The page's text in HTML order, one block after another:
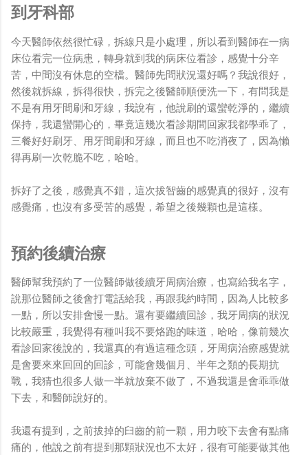
到牙科部
今天醫師依然很忙碌，拆線只是小處理，所以看到醫師在一病
床位看完一位病患，轉身就到我的病床位看診，感覺十分辛
苦，中間沒有休息的空檔。醫師先問狀況還好嗎？我說很好，
然後就拆線，拆得很快，拆完之後醫師順便洗一下，有問我是
不是有用牙間刷和牙線，我說有，他說刷的還蠻乾淨的，繼續
保持，我還蠻開心的，畢竟這幾次看診期間回家我都學乖了，
三餐好好刷牙、用牙間刷和牙線，而且也不吃消夜了，因為懶
得再刷一次乾脆不吃，哈哈。
拆好了之後，感覺真不錯，這次拔智齒的感覺真的很好，沒有
感覺痛，也沒有多受苦的感覺，希望之後幾顆也是這樣。
預約後續治療
醫師幫我預約了一位醫師做後續牙周病治療，也寫給我名字，
說那位醫師之後會打電話給我，再跟我約時間，因為人比較多
一點，所以安排會慢一點。還有要繼續回診，我牙周病的狀況
比較嚴重，我覺得有種叫我不要烙跑的味道，哈哈，像前幾次
看診回家後說的，我還真的有過這種念頭，牙周病治療感覺就
是會要來來回回的回診，可能會幾個月、半年之類的長期抗
戰，我猜也很多人做一半就放棄不做了，不過我還是會乖乖做
下去，和醫師說好的。
我還有提到，之前拔掉的臼齒的前一顆，用力咬下去會有點痛
痛的，他說之前有提到那顆狀況也不太好，很有可能要做其他